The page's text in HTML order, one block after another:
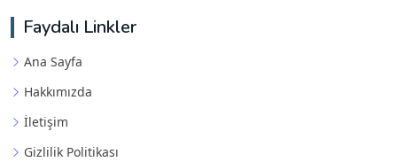
Faydalı Linkler
Ana Sayfa
Hakkımızda
İletişim
Gizlilik Politikası